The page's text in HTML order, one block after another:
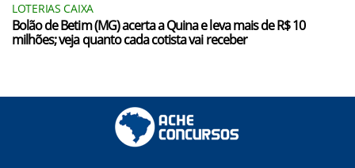
LOTERIAS CAIXA
Bolão de Betim (MG) acerta a Quina e leva mais de R$ 10
milhões; veja quanto cada cotista vai receber